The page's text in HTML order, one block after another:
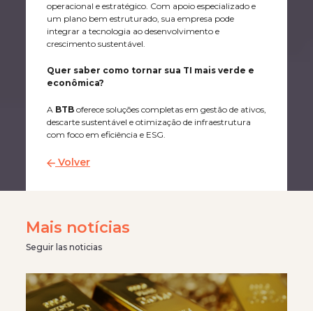
operacional e estratégico. Com apoio especializado e
um plano bem estruturado, sua empresa pode
integrar a tecnologia ao desenvolvimento e
crescimento sustentável.
Quer saber como tornar sua TI mais verde e
econômica?
A BTB oferece soluções completas em gestão de ativos,
descarte sustentável e otimização de infraestrutura
com foco em eficiência e ESG.
Volver
Mais notícias
Seguir las noticias